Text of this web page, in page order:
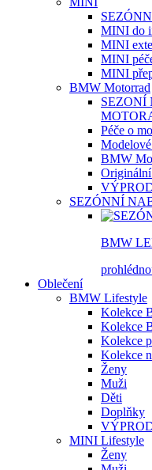
MINI do
MINI
MINI
MINI
BMW Motorrad
SEZONÍ
Péče o
BMW
SEZÓNNÍ
BMW
Oblečení
BMW Lifestyle
Kolekce
Kolekce
Kolekce
Kolekce
Ženy
Muži
Děti
Doplňky
MINI Lifestyle
Ženy